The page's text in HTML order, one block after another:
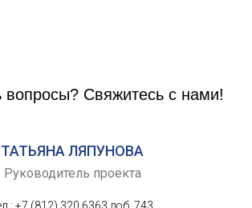
вопросы? Свяжитесь с нами!
ТАТЬЯНА ЛЯПУНОВА
Руководитель проекта